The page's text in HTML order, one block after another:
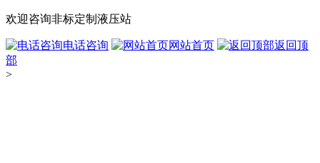
欢迎咨询非标定制液压站
电话咨询 网站首页
返回顶
部
>